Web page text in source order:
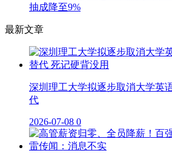
抽成降至9%
最新文章
深圳理工大学拟逐步取消大学英
代
2026-07-08 0